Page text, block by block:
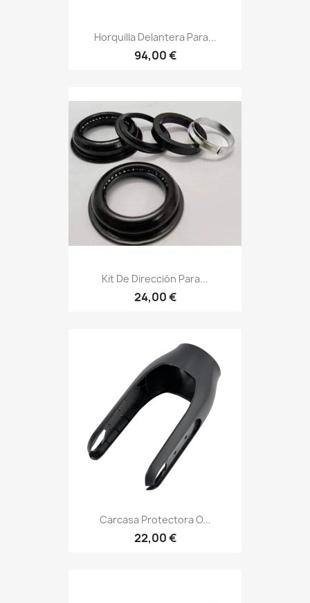
Horquilla Delantera Para...
94,00 €
Kit De Dirección Para...
24,00 €
Carcasa Protectora O...
22,00 €